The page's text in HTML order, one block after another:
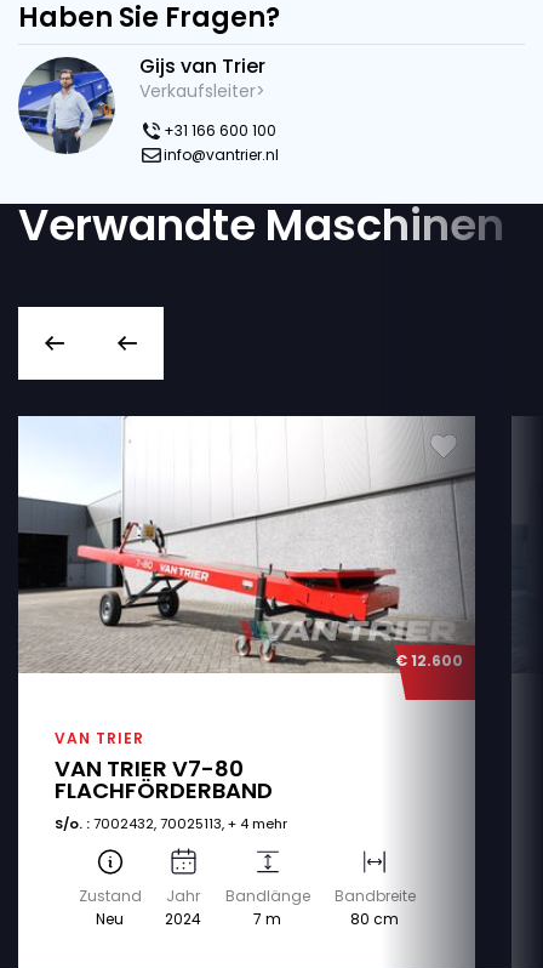
Haben Sie Fragen?
Gijs van Trier
Verkaufsleiter>
+31 166 600 100
info@vantrier.nl
Verwandte Maschinen
€ 12.600
VAN TRIER
VAN TRIER V7-80
FLACHFÖRDERBAND
S/o. :7002432, 70025113, + 4 mehr
Zustand
Neu
Jahr
2024
Bandlänge
7 m
Bandbreite
80 cm